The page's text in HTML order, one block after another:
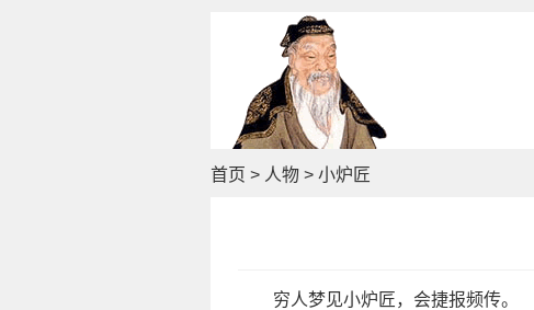
首页 > 人物 > 小炉匠
穷人梦见小炉匠，会捷报频传。